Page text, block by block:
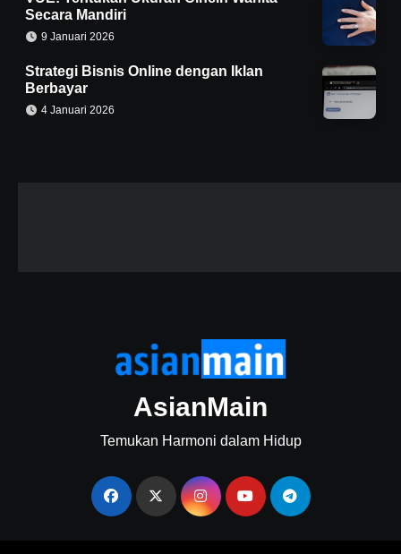
Secara Mandiri
9 Januari 2026
Strategi Bisnis Online dengan Iklan
Berbayar
4 Januari 2026
AsianMain
Temukan Harmoni dalam Hidup